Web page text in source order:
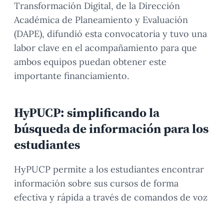
Transformación Digital, de la Dirección
Académica de Planeamiento y Evaluación
(DAPE), difundió esta convocatoria y tuvo una
labor clave en el acompañamiento para que
ambos equipos puedan obtener este
importante financiamiento.
HyPUCP: simplificando la
búsqueda de información para los
estudiantes
HyPUCP permite a los estudiantes encontrar
información sobre sus cursos de forma
efectiva y rápida a través de comandos de voz